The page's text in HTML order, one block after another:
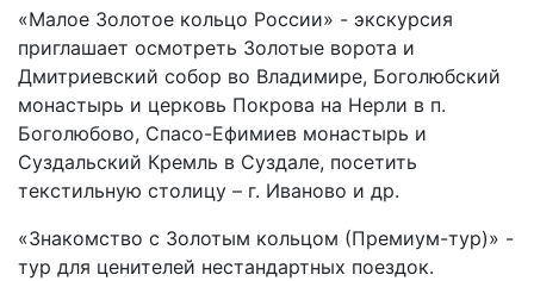
«Малое Золотое кольцо России» - экскурсия
приглашает осмотреть Золотые ворота и
Дмитриевский собор во Владимире, Боголюбский
монастырь и церковь Покрова на Нерли в п.
Боголюбово, Спасо-Ефимиев монастырь и
Суздальский Кремль в Суздале, посетить
текстильную столицу – г. Иваново и др.
«Знакомство с Золотым кольцом (Премиум-тур)» -
тур для ценителей нестандартных поездок.